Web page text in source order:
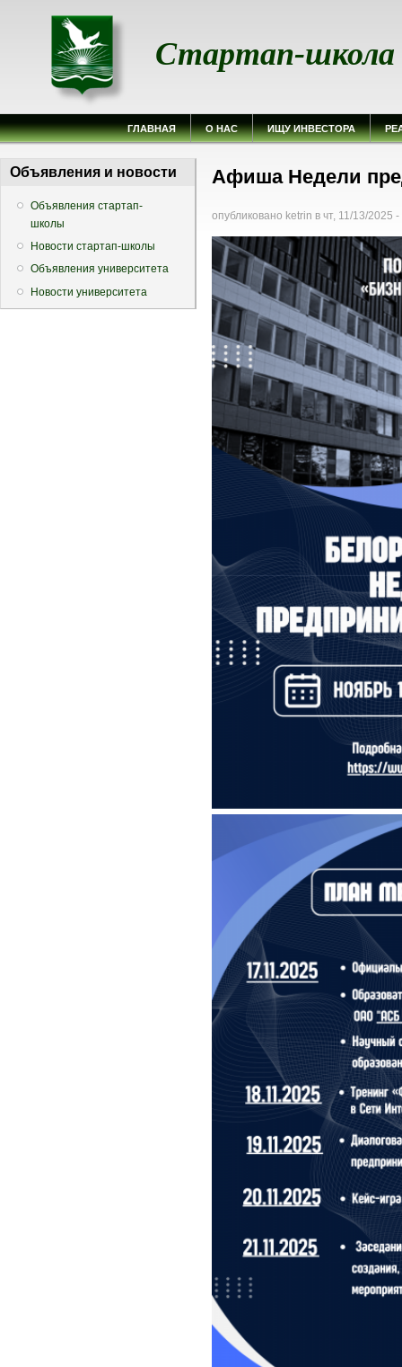
Стартап-школа
ГЛАВНАЯ О НАС ИЩУ ИНВЕСТОРА
Объявления и новости
Объявления стартап-
школы
Новости стартап-школы
Объявления университета
Новости университета
Вы здесь
Афиша Недели
опубликовано ketrin в чт, 11/13/2025